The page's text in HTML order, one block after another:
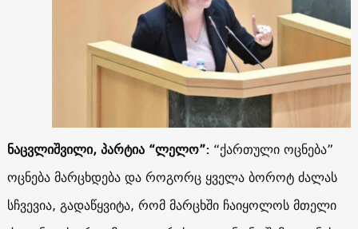
ნაცვლიშვილი, პარტია “ლელო”:“ქართული ოცნება”
ოცნება მარცხდება და როგორც ყველა ბოროტ ძალას
სჩვევია, გადაწყვიტა, რომ მარცხში ჩაიყოლოს მთელი